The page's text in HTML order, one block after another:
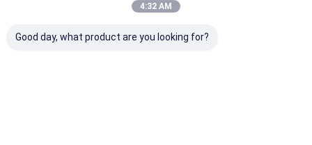
4:32 AM
Good day, what product are you looking for?